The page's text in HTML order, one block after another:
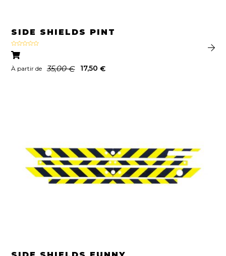
SIDE SHIELDS PINT
Note
4.00
À partir de 35,00€ 17,50€